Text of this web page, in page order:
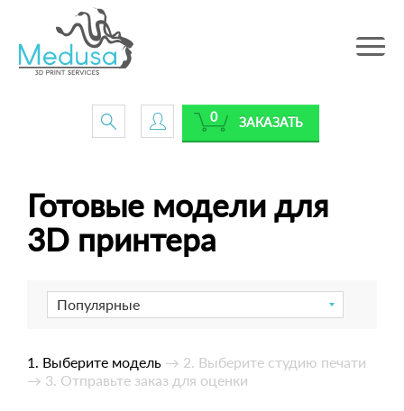
Toggle
ЗАКАЗАТЬ
0
Готовые модели для
3D принтера
Популярные
1. Выберите модель → 2. Выберите студию печати
→ 3. Отправьте заказ для оценки